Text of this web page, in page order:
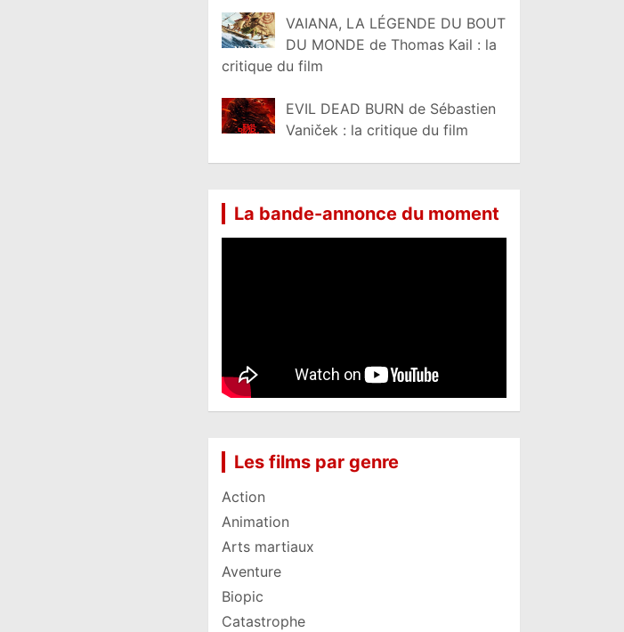
VAIANA, LA LÉGENDE DU BOUT
DU MONDE de Thomas Kail : la
critique du film
EVIL DEAD BURN de Sébastien
Vaniček : la critique du film
La bande-annonce du moment
Les films par genre
Action
Animation
Arts martiaux
Aventure
Biopic
Catastrophe